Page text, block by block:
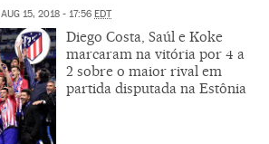
AUG 15, 2018 - 17:56 EDT
Diego Costa, Saúl e Koke
marcaram na vitória por 4 a
2 sobre o maior rival em
partida disputada na Estônia